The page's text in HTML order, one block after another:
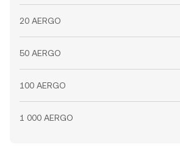
20 AERGO
50 AERGO
100 AERGO
1 000 AERGO